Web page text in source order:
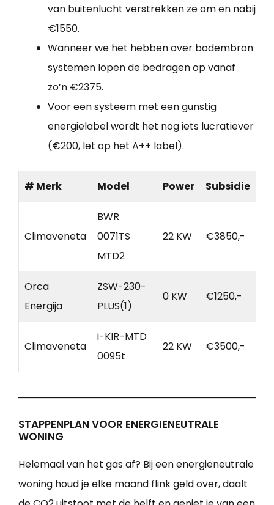
van buitenlucht verstrekken ze om en nabij
€1550.
Wanneer we het hebben over bodembron
systemen lopen de bedragen op vanaf
zo’n €2375.
Voor een systeem met een gunstig
energielabel wordt het nog iets lucratiever
(€200, let op het A++ label).
# Merk Model Power Subsidie
Climaveneta
BWR
0071TS
MTD2
22 KW €3850,-
Orca
Energija
ZSW-230-
PLUS(1)
0 KW €1250,-
Climaveneta
i-KIR-MTD
0095t
22 KW €3500,-
STAPPENPLAN VOOR ENERGIENEUTRALE
WONING
Helemaal van het gas af? Bij een energieneutrale
woning houd je elke maand flink geld over, daalt